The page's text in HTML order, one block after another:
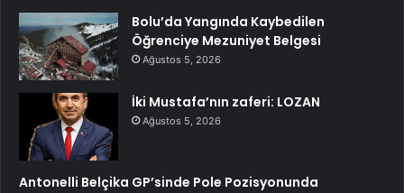
Bolu’da Yangında Kaybedilen
Öğrenciye Mezuniyet Belgesi
Ağustos 5, 2026
İki Mustafa’nın zaferi: LOZAN
Ağustos 5, 2026
Antonelli Belçika GP’sinde Pole Pozisyonunda